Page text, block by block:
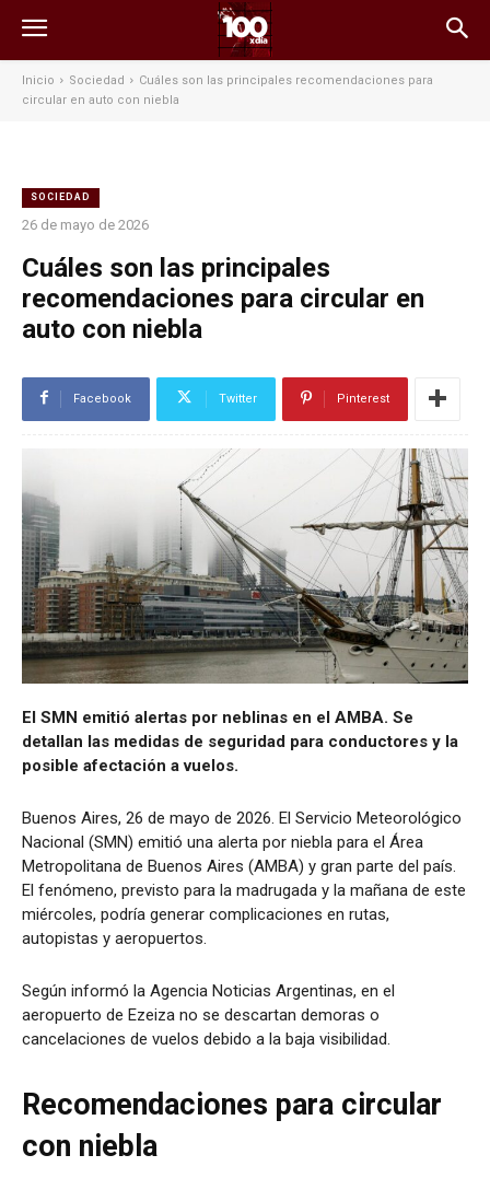
Inicio Sociedad
Cuáles son las principales recomendaciones para
circular en auto con niebla
SOCIEDAD
26 de mayo de 2026
Cuáles son las principales
recomendaciones para circular en
auto con niebla
Facebook Twitter Pinterest
El SMN emitió alertas por neblinas en el AMBA. Se
detallan las medidas de seguridad para conductores y la
posible afectación a vuelos.
Buenos Aires, 26 de mayo de 2026. El Servicio Meteorológico
Nacional (SMN) emitió una alerta por niebla para el Área
Metropolitana de Buenos Aires (AMBA) y gran parte del país.
El fenómeno, previsto para la madrugada y la mañana de este
miércoles, podría generar complicaciones en rutas,
autopistas y aeropuertos.
Según informó la Agencia Noticias Argentinas, en el
aeropuerto de Ezeiza no se descartan demoras o
cancelaciones de vuelos debido a la baja visibilidad.
Recomendaciones para circular
con niebla